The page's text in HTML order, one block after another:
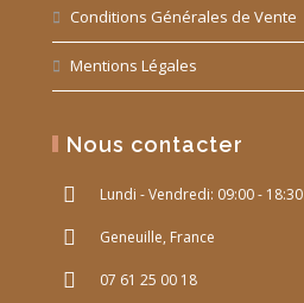
Conditions Générales de Vente
Mentions Légales
Nous contacter
Lundi - Vendredi: 09:00 - 18:30
Geneuille, France
07 61 25 00 18